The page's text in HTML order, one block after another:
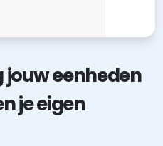
jouw eenheden
je eigen